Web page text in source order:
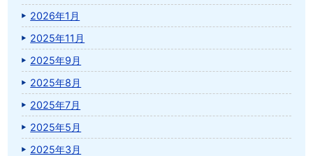
2026年1月
2025年11月
2025年9月
2025年8月
2025年7月
2025年5月
2025年3月